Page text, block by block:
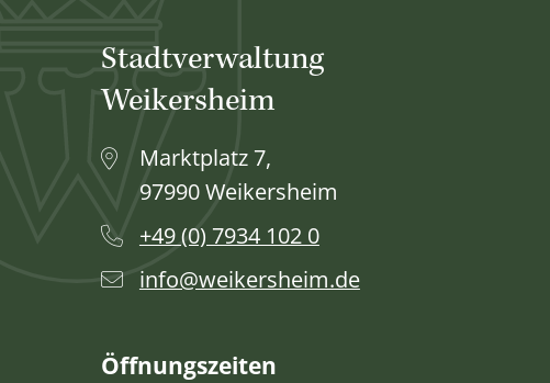
Stadtverwaltung
Weikersheim
Marktplatz 7,
97990 Weikersheim
+49 (0) 7934 102 0
info@weikersheim.de
Öffnungszeiten